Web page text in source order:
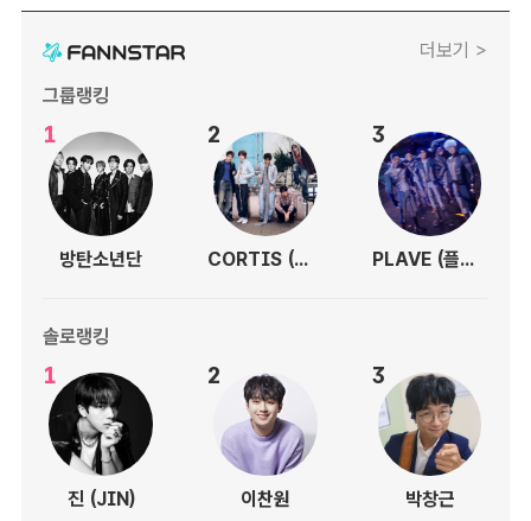
더보기 >
그룹랭킹
1
방탄소년단
2
CORTIS (코르티스)
3
PLAVE (플레이브)
솔로랭킹
1
진 (JIN)
2
이찬원
3
박창근